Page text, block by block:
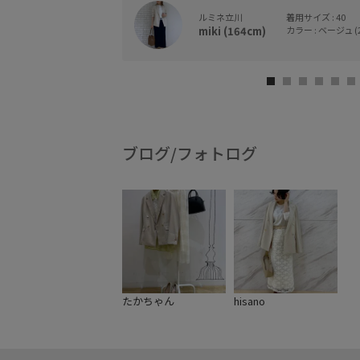
ルミネ立川
miki (164cm)
着用サイズ : 40
カラー : ベージュ
ブログ/フォトログ
たかちゃん hisano